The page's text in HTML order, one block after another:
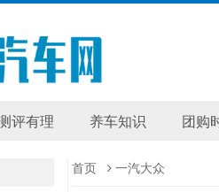
评有理 养车知识 团购
首页 一汽大众